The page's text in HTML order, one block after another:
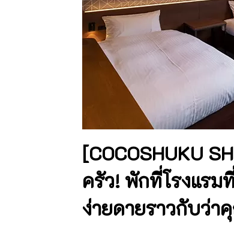
[COCOSHUKU
ครัว! พักที่โรงแรม
ง่ายดายราวกับว่